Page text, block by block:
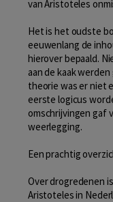
van Aristoteles
Het is het oudste
eeuwenlang de
hierover bepaald.
aan de kaak
theorie was er niet
eerste logicus
omschrijvingen gaf
weerlegging.
Een prachtig
Over drogredenen
Aristoteles in